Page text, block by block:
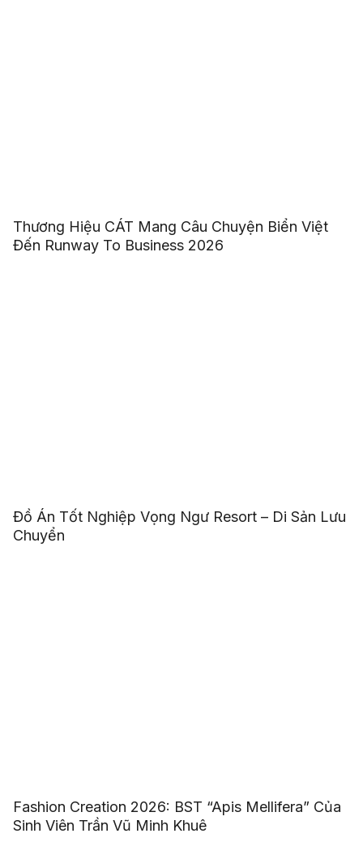
Thương Hiệu CÁT Mang Câu Chuyện Biển Việt
Đến Runway To Business 2026
Đồ Án Tốt Nghiệp Vọng Ngư Resort – Di Sản Lưu
Chuyển
Fashion Creation 2026: BST “Apis Mellifera” Của
Sinh Viên Trần Vũ Minh Khuê